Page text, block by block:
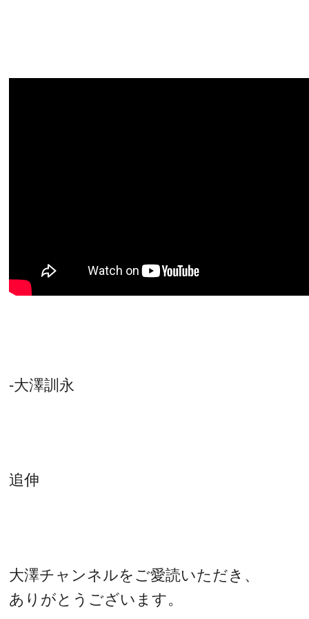
-大澤訓永
追伸
大澤チャンネルをご愛読いただき、
ありがとうございます。